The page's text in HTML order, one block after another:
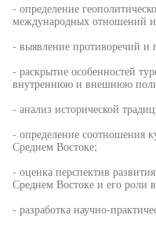
- определение
международных отношений и
- выявление противоречий и
- раскрытие особенностей
внутреннюю и внешнюю
- анализ исторической
- определение соотношения
Среднем Востоке;
- оценка перспектив
Среднем Востоке и его роли
- разработка научно-